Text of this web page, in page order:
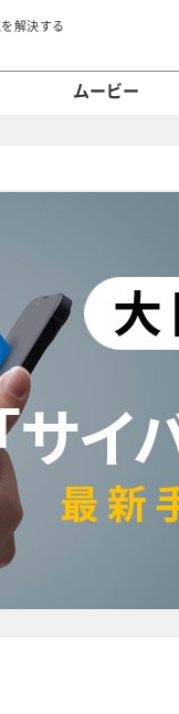
解決する
ムービー